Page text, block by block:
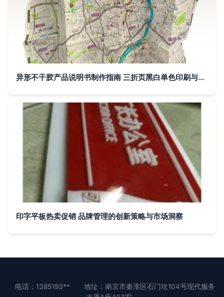
异形不干胶产品说明书制作指南 三折页黑白单色印刷与工厂品牌管理
印字平板热卖促销 品牌管理的创新策略与市场洞察
电话：1385193**
地址：南京市秦淮区石门坎104号现代服务